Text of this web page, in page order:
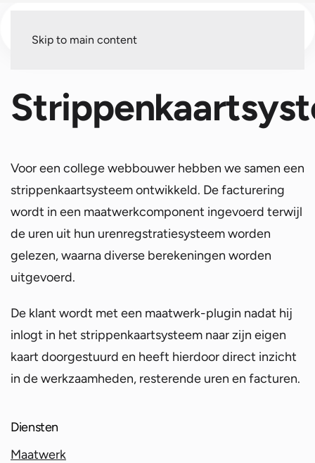
Skip to main content
Voor een college webbouwer hebben we samen een
strippenkaartsysteem ontwikkeld. De facturering
wordt in een maatwerkcomponent ingevoerd terwijl
de uren uit hun urenregstratiesysteem worden
gelezen, waarna diverse berekeningen worden
uitgevoerd.
De klant wordt met een maatwerk-plugin nadat hij
inlogt in het strippenkaartsysteem naar zijn eigen
kaart doorgestuurd en heeft hierdoor direct inzicht
in de werkzaamheden, resterende uren en facturen.
Diensten
Maatwerk